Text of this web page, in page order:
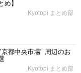
】
Kyotopi まとめ部
京都中央市場" 周辺のお
Kyotopi まとめ部